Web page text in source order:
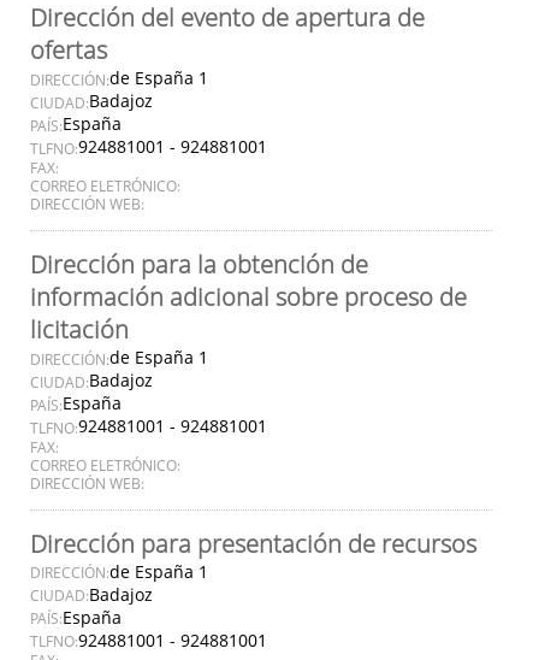
Dirección del evento de apertura de
ofertas
DIRECCIÓN:de España 1
CIUDAD:Badajoz
PAÍS:España
TLFNO:924881001 - 924881001
FAX:
CORREO ELETRÓNICO:
DIRECCIÓN WEB:
Dirección para la obtención de
información adicional sobre proceso de
licitación
DIRECCIÓN:de España 1
CIUDAD:Badajoz
PAÍS:España
TLFNO:924881001 - 924881001
FAX:
CORREO ELETRÓNICO:
DIRECCIÓN WEB:
Dirección para presentación de recursos
DIRECCIÓN:de España 1
CIUDAD:Badajoz
PAÍS:España
TLFNO:924881001 - 924881001